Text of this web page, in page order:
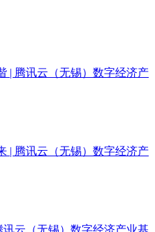
| 腾讯云（无锡）数字经济产
| 腾讯云（无锡）数字经济产
云（无锡）数字经济产业基